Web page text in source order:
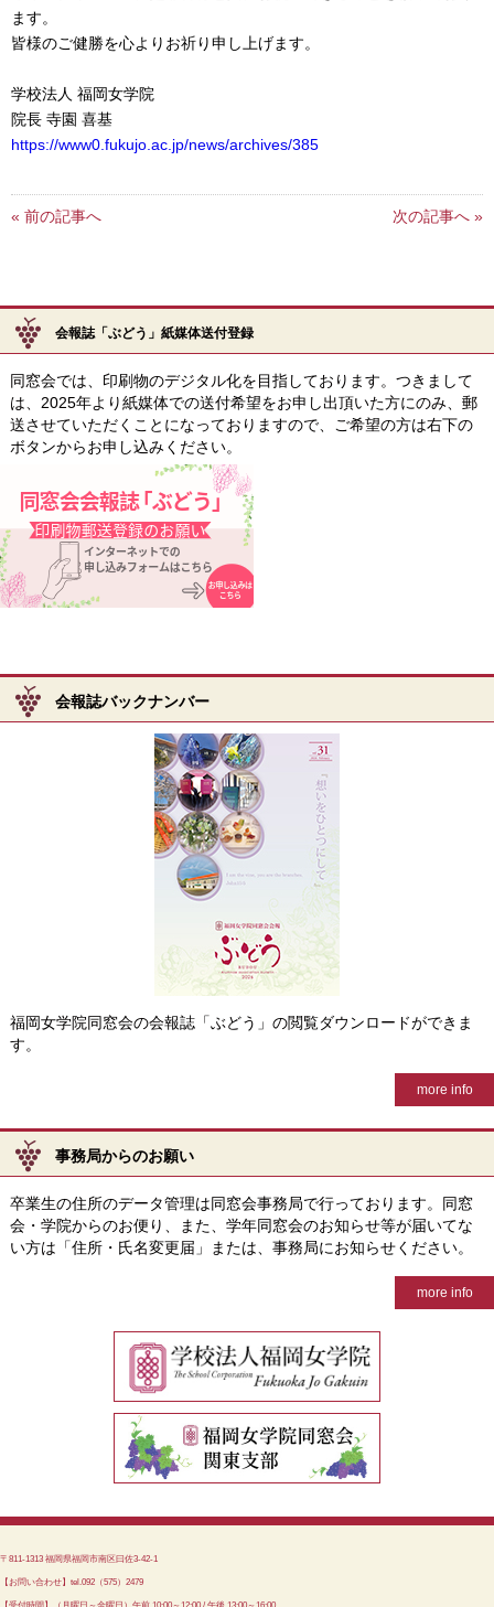
ます。
皆様のご健勝を心よりお祈り申し上げます。
学校法人 福岡女学院
院長 寺園 喜基
https://www0.fukujo.ac.jp/news/archives/385
« 前の記事へ 次の記事へ »
会報誌「ぶどう」紙媒体送付登録
同窓会では、印刷物のデジタル化を目指しております。つきまして
は、2025年より紙媒体での送付希望をお申し出頂いた方にのみ、郵
送させていただくことになっておりますので、ご希望の方は右下の
ボタンからお申し込みください。
会報誌バックナンバー
福岡女学院同窓会の会報誌「ぶどう」の閲覧ダウンロードができま
す。
more info
事務局からのお願い
卒業生の住所のデータ管理は同窓会事務局で行っております。同窓
会・学院からのお便り、また、学年同窓会のお知らせ等が届いてな
い方は「住所・氏名変更届」または、事務局にお知らせください。
more info
〒811-1313 福岡県福岡市南区曰佐3-42-1
【お問い合わせ】tel.092（575）2479